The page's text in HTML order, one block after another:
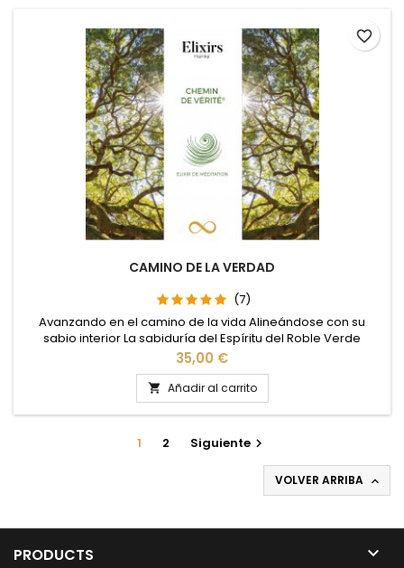
CAMINO DE LA VERDAD
(7)
Avanzando en el camino de la vida Alineándose con su
sabio interior La sabiduría del Espíritu del Roble Verde
Precio
35,00 €
 Añadir al carrito
favorite_border
1 2 Siguiente 
VOLVER ARRIBA 
PRODUCTS 